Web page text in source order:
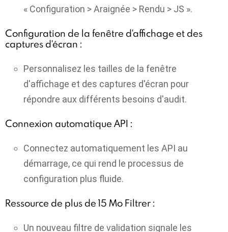
« Configuration > Araignée > Rendu > JS ».
Configuration de la fenêtre d'affichage et des
captures d'écran :
Personnalisez les tailles de la fenêtre
d'affichage et des captures d'écran pour
répondre aux différents besoins d'audit.
Connexion automatique API :
Connectez automatiquement les API au
démarrage, ce qui rend le processus de
configuration plus fluide.
Ressource de plus de 15 Mo Filtrer :
Un nouveau filtre de validation signale les